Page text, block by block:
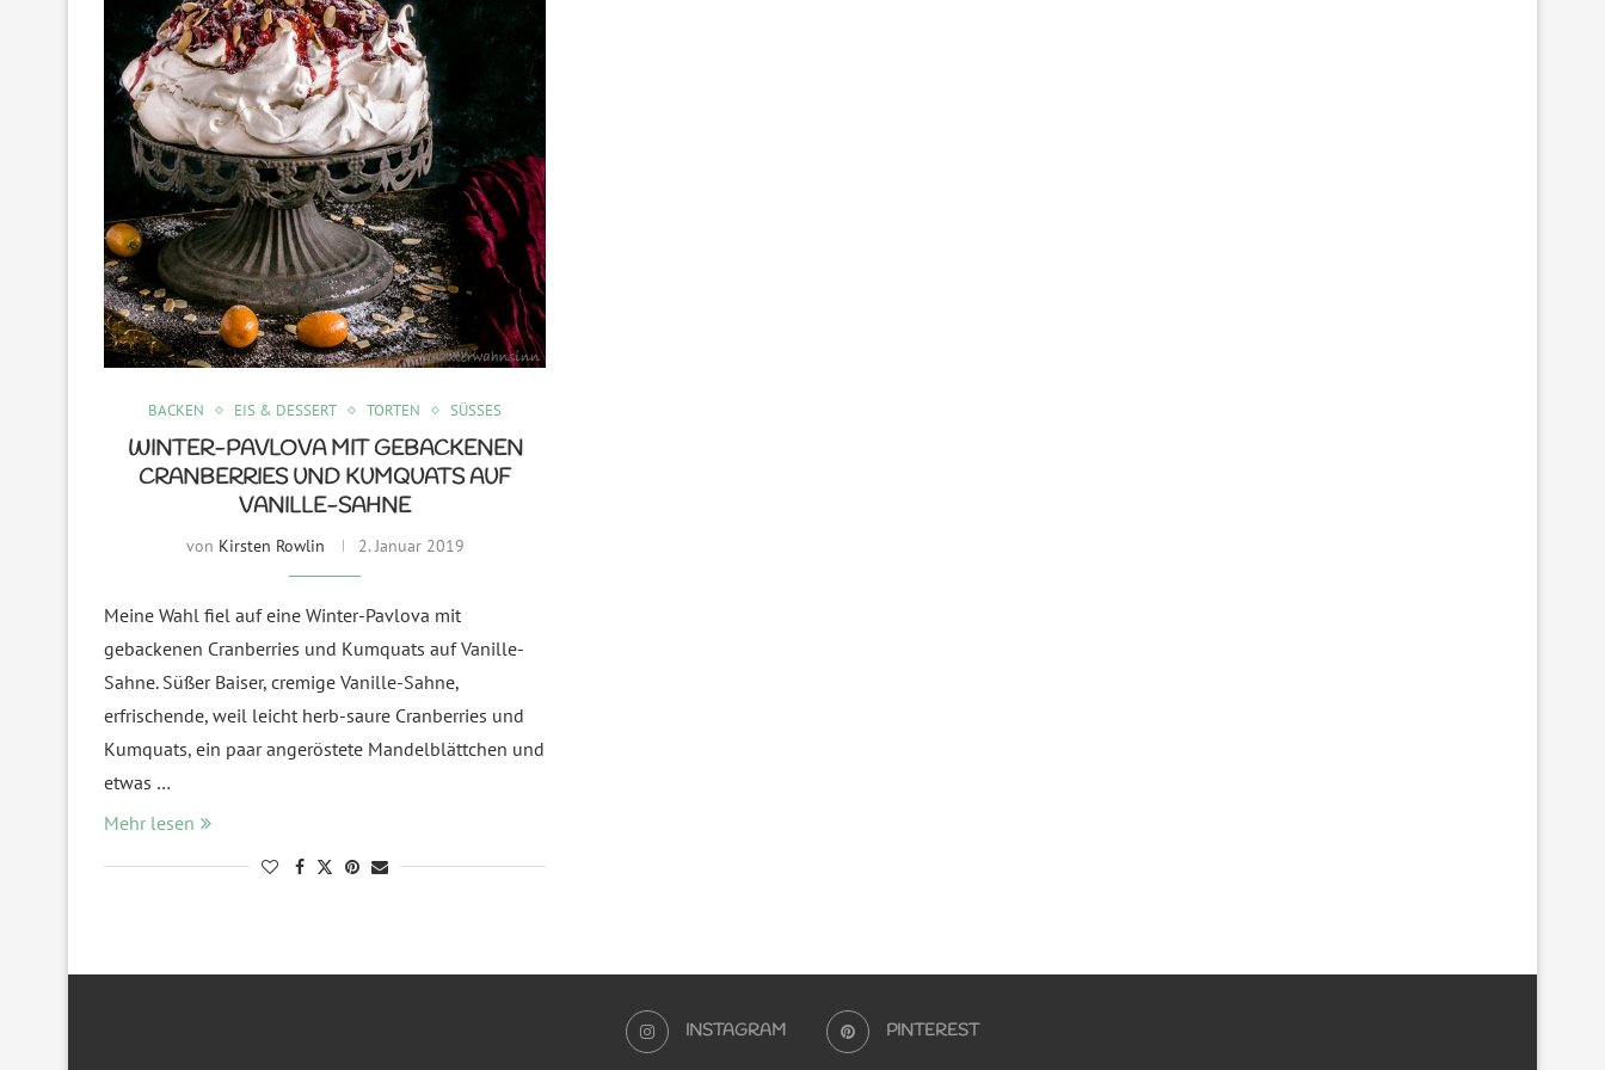
BACKEN EIS & DESSERT TORTEN SÜSSES
WINTER-PAVLOVA MIT GEBACKENEN
CRANBERRIES UND KUMQUATS AUF
VANILLE-SAHNE
von Kirsten Rowlin 2. Januar 2019
Meine Wahl fiel auf eine Winter-Pavlova mit
gebackenen Cranberries und Kumquats auf Vanille-
Sahne. Süßer Baiser, cremige Vanille-Sahne,
erfrischende, weil leicht herb-saure Cranberries und
Kumquats, ein paar angeröstete Mandelblättchen und
etwas …
Mehr lesen
INSTAGRAM PINTEREST